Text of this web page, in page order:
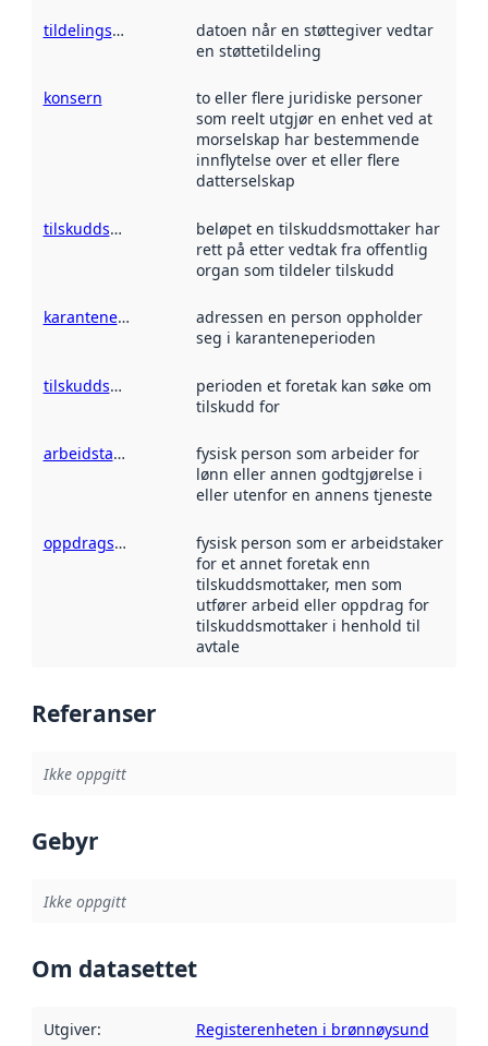
tildelingsdato
datoen når en støttegiver vedtar
en støttetildeling
konsern
to eller flere juridiske personer
som reelt utgjør en enhet ved at
morselskap har bestemmende
innflytelse over et eller flere
datterselskap
tilskuddsbeløp
beløpet en tilskuddsmottaker har
rett på etter vedtak fra offentlig
organ som tildeler tilskudd
karantenested
adressen en person oppholder
seg i karanteneperioden
tilskuddsperiode
perioden et foretak kan søke om
tilskudd for
arbeidstaker
fysisk person som arbeider for
lønn eller annen godtgjørelse i
eller utenfor en annens tjeneste
oppdragstaker
fysisk person som er arbeidstaker
for et annet foretak enn
tilskuddsmottaker, men som
utfører arbeid eller oppdrag for
tilskuddsmottaker i henhold til
avtale
Referanser
Ikke oppgitt
Gebyr
Ikke oppgitt
Om datasettet
Utgiver: Registerenheten i brønnøysund